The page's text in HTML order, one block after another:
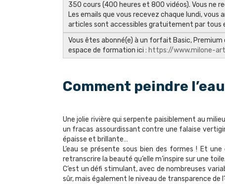
350 cours (400 heures et 800 vidéos). Vous ne
Les emails que vous recevez chaque lundi,
articles sont accessibles gratuitement par tous
Vous êtes abonné(e) à un forfait Basic,
espace de formation ici : https://www.milone-
Comment peindre
Une jolie rivière qui serpente paisiblement au
un fracas assourdissant contre une falaise
épaisse et brillante…
L’eau se présente sous bien des formes ! Et
retranscrire la beauté qu’elle m’inspire sur une toile.
C’est un défi stimulant, avec de nombreuses
sûr, mais également le niveau de transparence de